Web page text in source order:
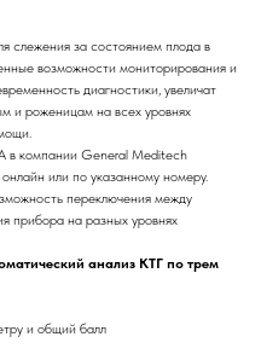
слежения за состоянием плода в
возможности мониторирования и
диагностики, увеличат
и роженицам на всех уровнях
в компании General Meditech
или по указанному номеру.
переключения между
прибора на разных уровнях
анализ КТГ по трем
и общий балл